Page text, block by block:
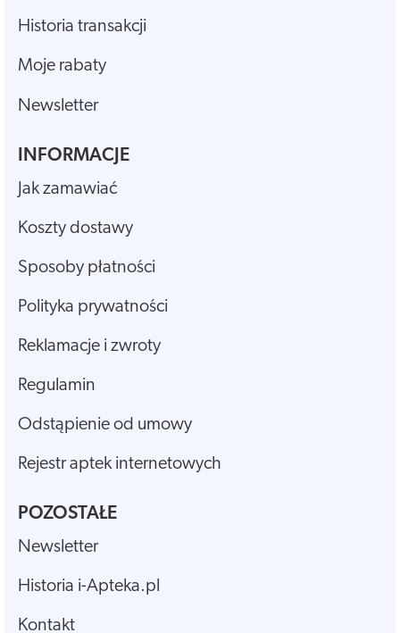
Historia transakcji
Moje rabaty
Newsletter
INFORMACJE
Jak zamawiać
Koszty dostawy
Sposoby płatności
Polityka prywatności
Reklamacje i zwroty
Regulamin
Odstąpienie od umowy
Rejestr aptek internetowych
POZOSTAŁE
Newsletter
Historia i-Apteka.pl
Kontakt